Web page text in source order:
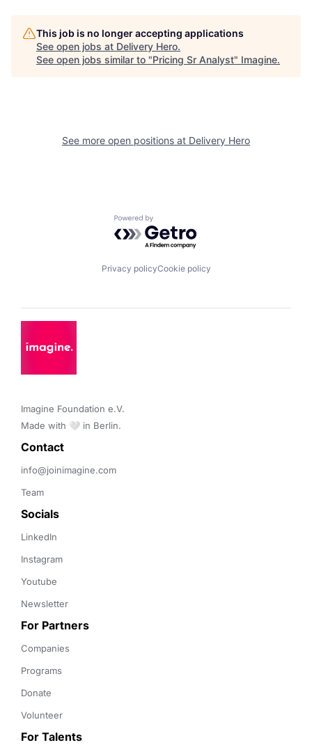
This job is no longer accepting applications
See open jobs at Delivery Hero.
See open jobs similar to "Pricing Sr Analyst" Imagine.
See more open positions at Delivery Hero
Powered by Getro.com
Privacy policyCookie policy
Imagine Foundation e.V.
Made with 🤍 in Berlin.
Contact
info@joinimagine.com
Team
Socials
LinkedIn
Instagram
Youtube
Newsletter
For Partners
Companies
Programs
Donate
Volunteer
For Talents